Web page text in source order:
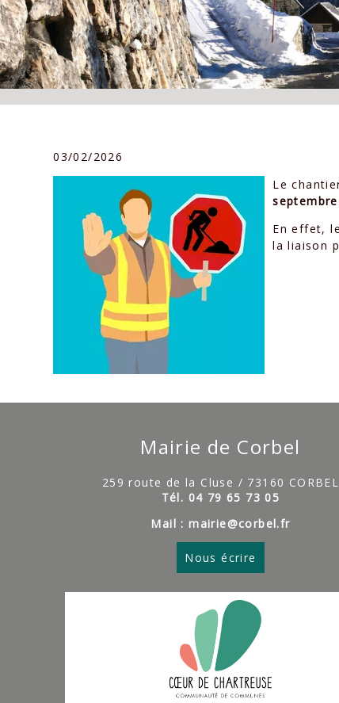
03/02/2026
Le
septembre
En effet,
la liaison
Mairie de Corbel
259 route de la Cluse / 73160 CORBEL
Tél. 04 79 65 73 05
Mail : mairie@corbel.fr
Nous écrire